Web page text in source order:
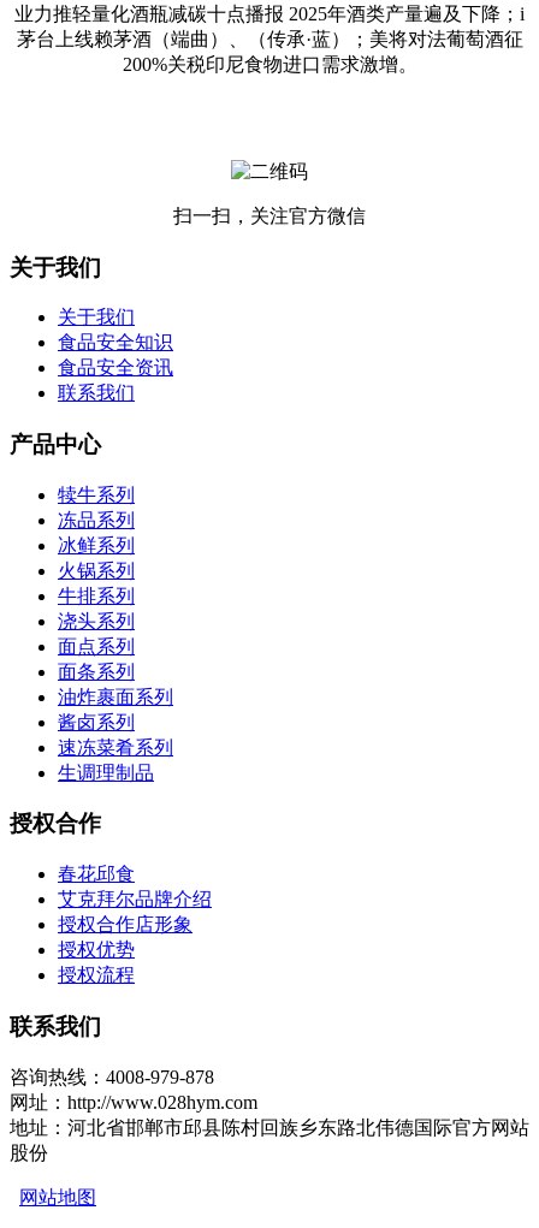
业力推轻量化酒瓶减碳十点播报 2025年酒类产量遍及下降；i
茅台上线赖茅酒（端曲）、（传承·蓝）；美将对法葡萄酒征
200%关税印尼食物进口需求激增。
扫一扫，关注官方微信
关于我们
关于我们
食品安全知识
食品安全资讯
联系我们
产品中心
犊牛系列
冻品系列
冰鲜系列
火锅系列
牛排系列
浇头系列
面点系列
面条系列
油炸裹面系列
酱卤系列
速冻菜肴系列
生调理制品
授权合作
春花邱食
艾克拜尔品牌介绍
授权合作店形象
授权优势
授权流程
联系我们
咨询热线：4008-979-878
网址：http://www.028hym.com
地址：河北省邯郸市邱县陈村回族乡东路北伟德国际官方网站
股份
网站地图